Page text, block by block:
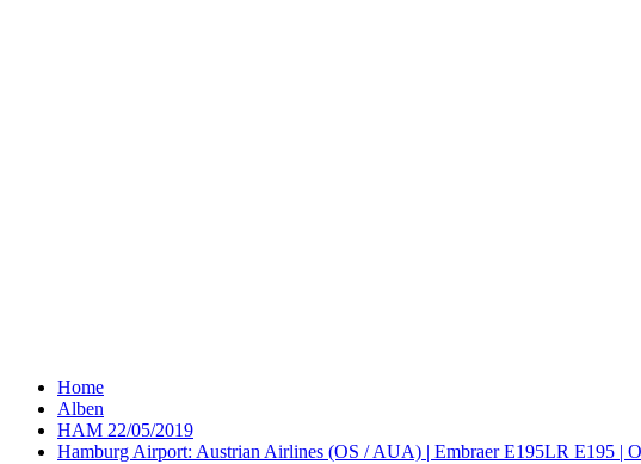
Home
Alben
HAM 22/05/2019
Hamburg Airport: Austrian Airlines (OS / AUA) | Embraer E195LR E195 |